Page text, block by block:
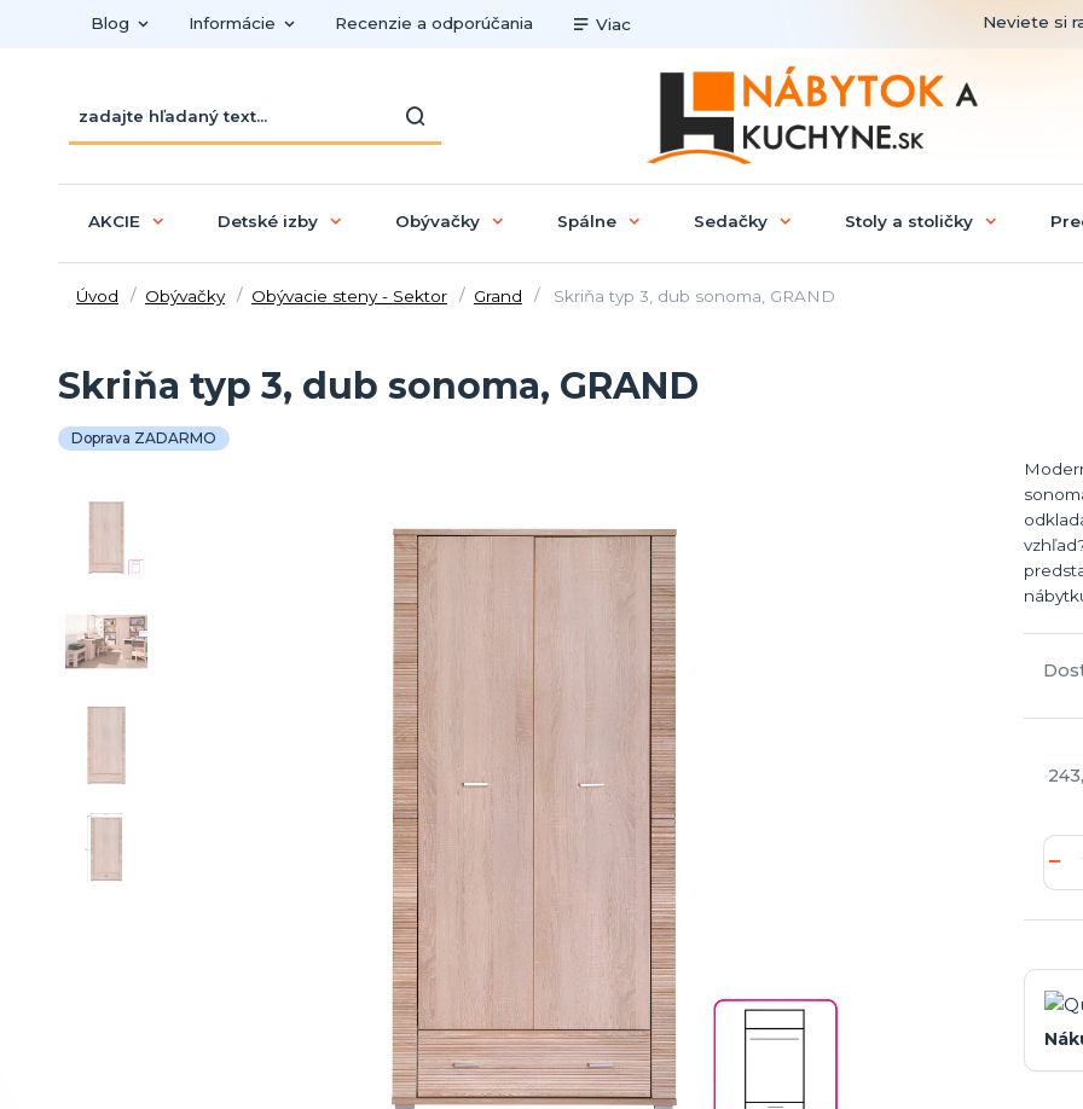
Blog Informácie Recenzie a odporúčania Viac Neviete si
AKCIE Detské izby Obývačky Spálne Sedačky Stoly a stoličky
Úvod Obývačky Obývacie steny - Sektor Grand Skriňa typ 3, dub sonoma, GRAND
Skriňa typ 3, dub sonoma, GRAND
Doprava ZADARMO